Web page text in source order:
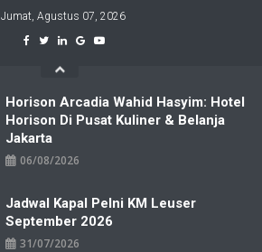
Jumat, Agustus 07, 2026
Horison Arcadia Wahid Hasyim: Hotel
Horison Di Pusat Kuliner & Belanja
Jakarta
06/08/2026
Jadwal Kapal Pelni KM Leuser
September 2026
31/07/2026